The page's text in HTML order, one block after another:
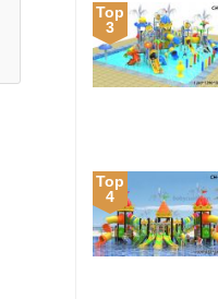
Top
3
Top
4